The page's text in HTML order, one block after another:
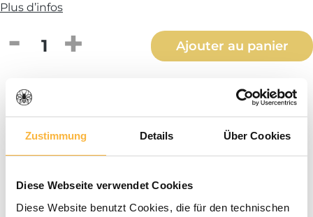
Zustimmung Details Über Cookies
Diese Webseite verwendet Cookies
Diese Website benutzt Cookies, die für den technischen
Plus d’infos
Quantité de produit : Entrez la
Ajouter au panier